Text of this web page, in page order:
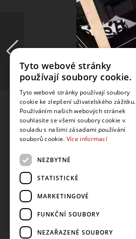
Tyto webové stránky
používají soubory cookie.
Tyto webové stránky používají soubory
cookie ke zlepšení uživatelského zážitku.
Používáním našich webových stránek
souhlasíte se všemi soubory cookie v
souladu s našimi zásadami používání
souborů cookie. Více informací
NEZBYTNÉ
STATISTICKÉ
MARKETINGOVÉ
FUNKČNÍ SOUBORY
NEZAŘAZENÉ SOUBORY